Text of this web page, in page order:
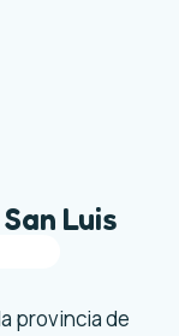
Luis
provincia de